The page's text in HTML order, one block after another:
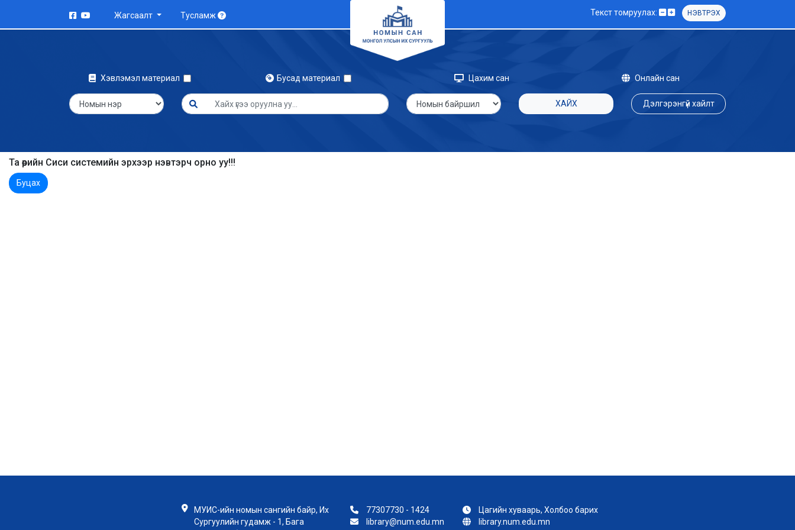
Жагсаалт Тусламж Текст томруулах: НЭВТРЭХ
Хэвлэмэл материал Бусад материал Цахим сан Онлайн сан
ХАЙХ Дэлгэрэнгүй хайлт
Та өөрийн Сиси системийн эрхээр нэвтэрч орно уу!!!
Буцах
МУИС-ийн номын сангийн байр, Их
Сургуулийн гудамж - 1, Бага
77307730 - 1424
library@num.edu.mn
Цагийн хуваарь, Холбоо барих
library.num.edu.mn